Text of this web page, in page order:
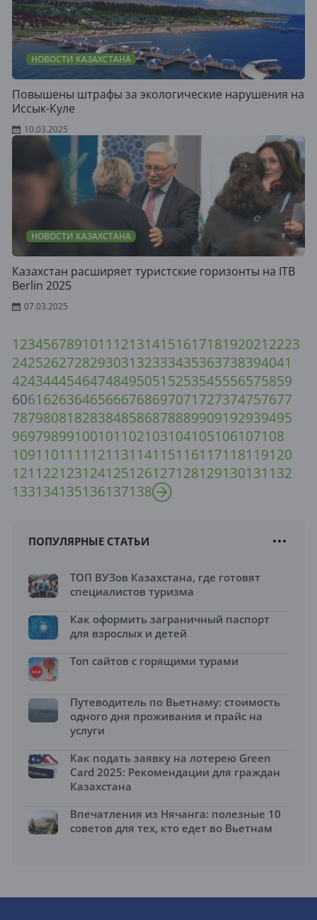
НОВОСТИ КАЗАХСТАНА
Повышены штрафы за экологические нарушения на
Иссык-Куле
10.03.2025
НОВОСТИ КАЗАХСТАНА
Казахстан расширяет туристские горизонты на ITB
Berlin 2025
07.03.2025
1234567891011 121314151617181920212223
242526272829303132333435363738394041
424344454647484950515253545556575859
606162636465666768697071727374757677
787980818283848586878889909192939495
96979899100101 102103104105106107108
109110111 112113114115116117118119120
121 122123124125126127128129130131 132
133134135136137138
ПОПУЛЯРНЫЕ СТАТЬИ
ТОП ВУЗов Казахстана, где готовят
специалистов туризма
Как оформить заграничный паспорт
для взрослых и детей
Топ сайтов с горящими турами
Путеводитель по Вьетнаму: стоимость
одного дня проживания и прайс на
услуги
Как подать заявку на лотерею Green
Card 2025: Рекомендации для граждан
Казахстана
Впечатления из Нячанга: полезные 10
советов для тех, кто едет во Вьетнам